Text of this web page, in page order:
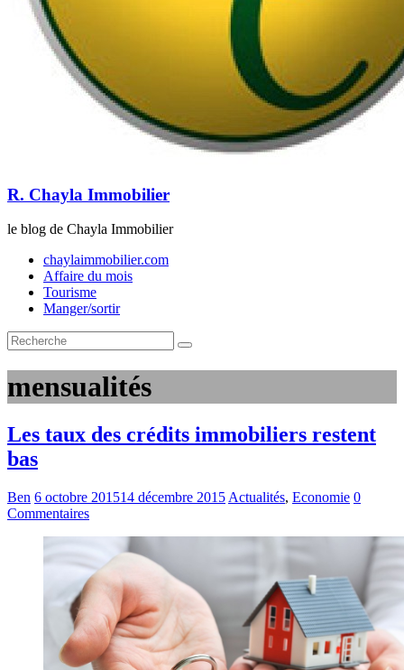
R. Chayla Immobilier
le blog de Chayla Immobilier
chaylaimmobilier.com
Affaire du mois
Tourisme
Manger/sortir
mensualités
Les taux des crédits immobiliers restent
bas
Ben 6 octobre 201514 décembre 2015 Actualités, Economie 0
Commentaires